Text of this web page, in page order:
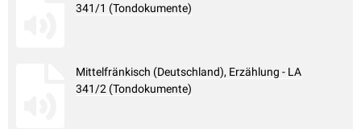
341/1 (Tondokumente)
Mittelfränkisch (Deutschland), Erzählung - LA
341/2 (Tondokumente)